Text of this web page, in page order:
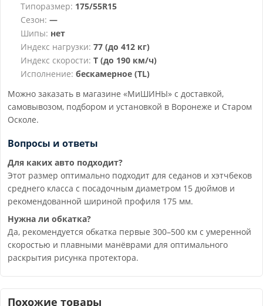
Типоразмер: 175/55R15
Сезон: —
Шипы: нет
Индекс нагрузки: 77 (до 412 кг)
Индекс скорости: T (до 190 км/ч)
Исполнение: бескамерное (TL)
Можно заказать в магазине «МиШИНЫ» с доставкой,
самовывозом, подбором и установкой в Воронеже и Старом
Осколе.
Вопросы и ответы
Для каких авто подходит?
Этот размер оптимально подходит для седанов и хэтчбеков
среднего класса с посадочным диаметром 15 дюймов и
рекомендованной шириной профиля 175 мм.
Нужна ли обкатка?
Да, рекомендуется обкатка первые 300–500 км с умеренной
скоростью и плавными манёврами для оптимального
раскрытия рисунка протектора.
Похожие товары